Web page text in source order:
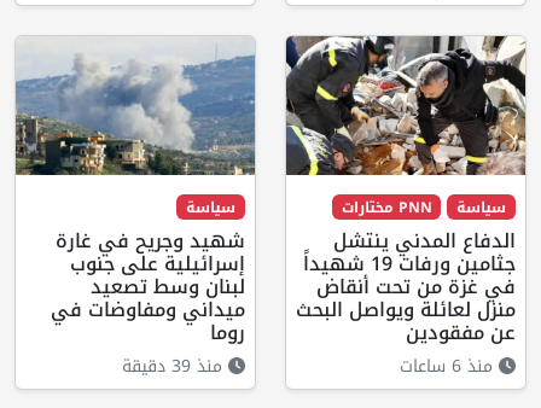
سياسة PNN مختارات
الدفاع المدني ينتشل
جثامين ورفات 19 شهيداً
في غزة من تحت أنقاض
منزل لعائلة ويواصل البحث
عن مفقودين
منذ 6 ساعات
سياسة
شهيد وجريح في غارة
إسرائيلية على جنوب
لبنان وسط تصعيد
ميداني ومفاوضات في
روما
منذ 39 دقيقة